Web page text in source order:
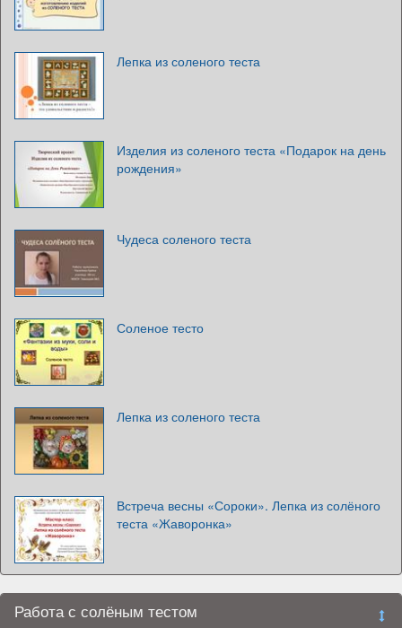
Лепка из соленого теста
Изделия из соленого теста «Подарок на день
рождения»
Чудеса соленого теста
Соленое тесто
Лепка из соленого теста
Встреча весны «Сороки». Лепка из солёного
теста «Жаворонка»
Работа с солёным тестом